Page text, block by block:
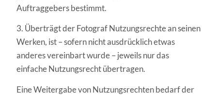
Auftraggebers bestimmt.
3. Überträgt der Fotograf Nutzungsrechte an seinen
Werken, ist – sofern nicht ausdrücklich etwas
anderes vereinbart wurde – jeweils nur das
einfache Nutzungsrecht übertragen.
Eine Weitergabe von Nutzungsrechten bedarf der